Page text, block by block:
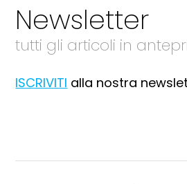
Newsletter
tutti gli articoli in
ISCRIVITI alla nostra